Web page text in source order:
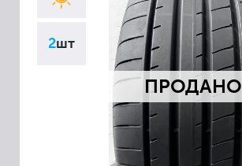
Ширина
Всі
ПРОДАНО
2шт